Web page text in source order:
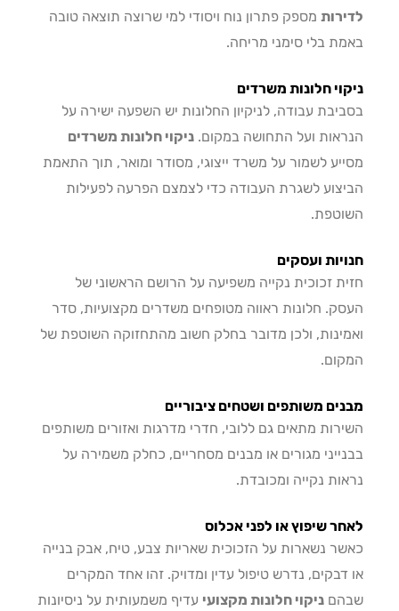
מספק פתרון נוח ויסודי למי שרוצה תוצאה טובה
בלי סימני מריחה.
חלונות משרדים
עבודה, לניקיון החלונות יש השפעה ישירה על
ועל התחושה במקום.ניקוי חלונות משרדים
לשמור על משרד ייצוגי, מסודר ומואר, תוך התאמת
לשגרת העבודה כדי לצמצם הפרעה לפעילות
ועסקים
זכוכית נקייה משפיעה על הרושם הראשוני של
חלונות ראווה מטופחים משדרים מקצועיות, סדר
ולכן מדובר בחלק חשוב מהתחזוקה השוטפת של
משותפים ושטחים ציבוריים
מתאים גם ללובי, חדרי מדרגות ואזורים משותפים
מגורים או מבנים מסחריים, כחלק משמירה על
נקייה ומכובדת.
שיפוץ או לפני אכלוס
נשארות על הזכוכית שאריות צבע, טיח, אבק בנייה
נדרש טיפול עדין ומדויק. זהו אחד המקרים
ניקוי חלונות מקצועיעדיף משמעותית על ניסיונות